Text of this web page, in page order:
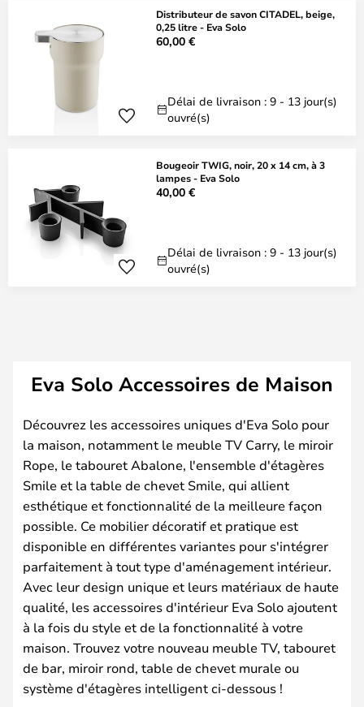
Distributeur de savon CITADEL, beige,
0,25 litre - Eva Solo
60,00 €
Délai de livraison : 9 - 13 jour(s)
ouvré(s)
Bougeoir TWIG, noir, 20 x 14 cm, à 3
lampes - Eva Solo
40,00 €
Délai de livraison : 9 - 13 jour(s)
ouvré(s)
Eva Solo Accessoires de Maison
Découvrez les accessoires uniques d'Eva Solo pour
la maison, notamment le meuble TV Carry, le miroir
Rope, le tabouret Abalone, l'ensemble d'étagères
Smile et la table de chevet Smile, qui allient
esthétique et fonctionnalité de la meilleure façon
possible. Ce mobilier décoratif et pratique est
disponible en différentes variantes pour s'intégrer
parfaitement à tout type d'aménagement intérieur.
Avec leur design unique et leurs matériaux de haute
qualité, les accessoires d'intérieur Eva Solo ajoutent
à la fois du style et de la fonctionnalité à votre
maison. Trouvez votre nouveau meuble TV, tabouret
de bar, miroir rond, table de chevet murale ou
système d'étagères intelligent ci-dessous !